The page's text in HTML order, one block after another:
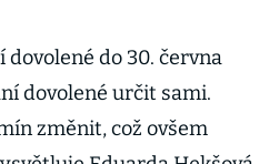
do 30. června
dovolené určit sami.
změnit, což ovšem